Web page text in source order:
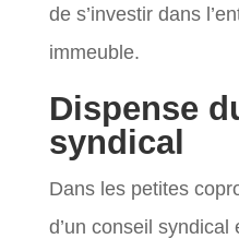
de s’investir dans
immeuble.
Dispense
syndical
Dans les petites
d’un conseil syndical